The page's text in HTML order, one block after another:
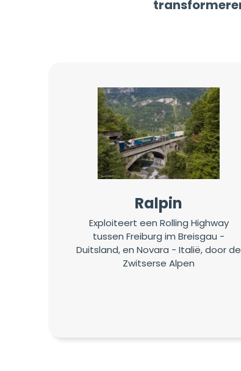
Ralpin
Exploiteert een Rolling Highway
tussen Freiburg im Breisgau -
Duitsland, en Novara - Italië, door de
Zwitserse Alpen